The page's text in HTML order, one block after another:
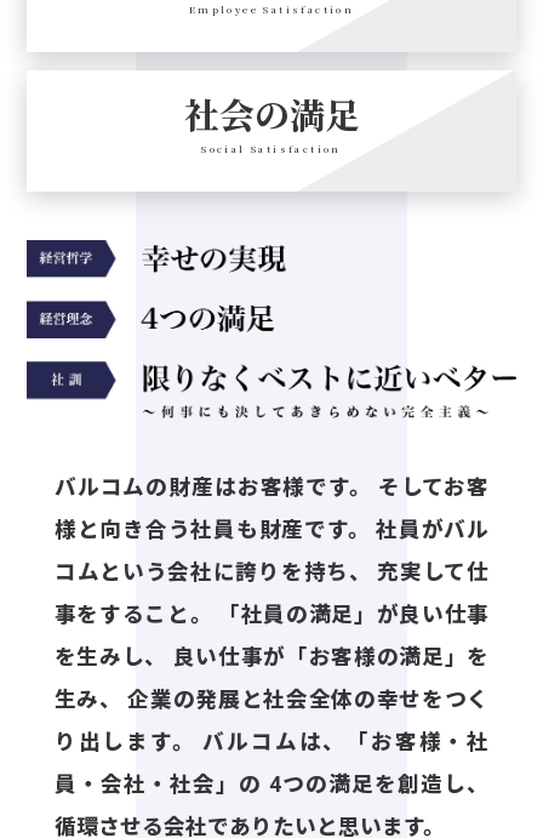
Employee Satisfaction
社会の満足
Social Satisfaction
バルコムの財産はお客様です。
そしてお客
様と向き合う社員も財産です。
社員がバル
コムという会社に誇りを持ち、
充実して仕
事をすること。
「社員の満足」が良い仕事
を生みし、
良い仕事が「お客様の満足」を
生み、
企業の発展と社会全体の幸せをつく
り出します。
バルコムは、「お客様・社
員・会社・社会」の 4つの満足を創造し、
循環させる会社でありたいと思います。